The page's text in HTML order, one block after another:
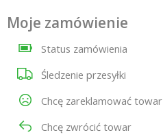
Moje zamówienie
Status zamówienia
Śledzenie przesyłki
Chcę zareklamować towar
Chcę zwrócić towar